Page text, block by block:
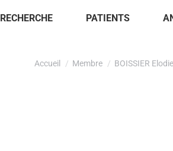
RECHERCHE PATIENTS
Accueil Membre BOISSIER Elodie